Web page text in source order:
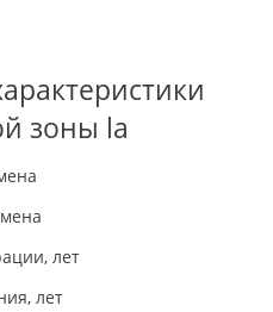
зоны la
лет
лет